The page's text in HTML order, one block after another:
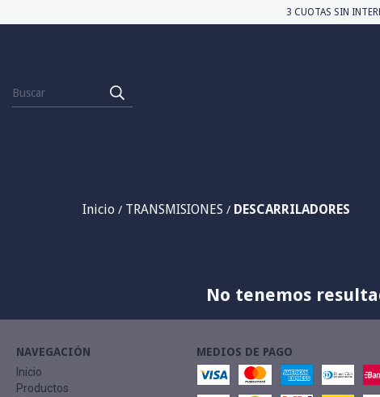
3 CUOTAS SIN
Inicio / TRANSMISIONES / DESCARRILADORES
No tenemos
NAVEGACIÓN
Inicio
Productos
MEDIOS DE PAGO